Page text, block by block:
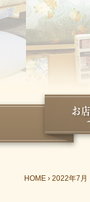
HOME › 2022年7月